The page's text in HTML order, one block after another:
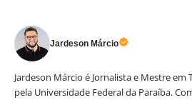
Jardeson Márcio
Jardeson Márcio é Jornalista e Mestre
pela Universidade Federal da Paraíba.